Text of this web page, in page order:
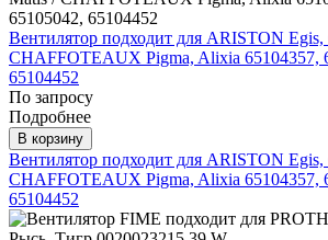
Вентилятор подходит для ARISTON
CHAFFOTEAUX Pigma, Alixia 65104357,
65104452
По запросу
Подробнее
В корзину
Вентилятор подходит для ARISTON
CHAFFOTEAUX Pigma, Alixia 65104357,
65104452